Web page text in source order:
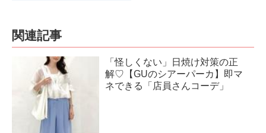
関連記事
「怪しくない」日焼け対策の正
解♡【GUのシアーパーカ】即マ
ネできる「店員さんコーデ」